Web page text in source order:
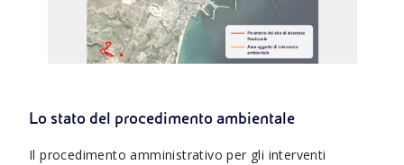
Lo stato del procedimento ambientale
Il procedimento amministrativo per gli interventi